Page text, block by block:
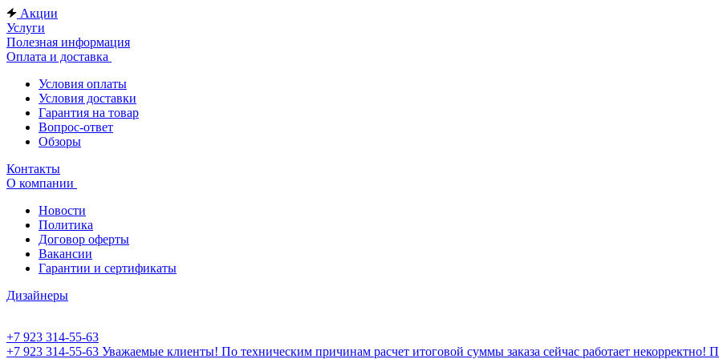
Акции
Услуги
Полезная информация
Оплата и доставка
Условия оплаты
Условия доставки
Гарантия на товар
Вопрос-ответ
Обзоры
Контакты
О компании
Новости
Политика
Договор оферты
Вакансии
Гарантии и сертификаты
Дизайнеры
+7 923 314-55-63
+7 923 314-55-63 Уважаемые клиенты! По техническим причинам расчет итоговой суммы заказа сейчас работает